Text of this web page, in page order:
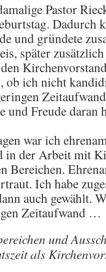
Pastor
Dadurch
und gründete
später
ob ich nicht
und Freude daran
war ich
in der Arbeit mit
Bereichen.
Ich habe
auch gewählt.
Zeitaufwand …
und
als